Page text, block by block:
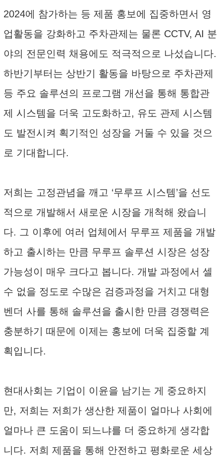
2024에 참가하는 등 제품 홍보에 집중하면서 영
업활동을 강화하고 주차관제는 물론 CCTV, AI 분
야의 전문인력 채용에도 적극적으로 나섰습니다.
하반기부터는 상반기 활동을 바탕으로 주차관제
등 주요 솔루션의 프로그램 개선을 통해 통합관
제 시스템을 더욱 고도화하고, 유도 관제 시스템
도 발전시켜 획기적인 성장을 거둘 수 있을 것으
로 기대합니다.
저희는 고정관념을 깨고 ‘무루프 시스템’을 선도
적으로 개발해서 새로운 시장을 개척해 왔습니
다. 그 이후에 여러 업체에서 무루프 제품을 개발
하고 출시하는 만큼 무루프 솔루션 시장은 성장
가능성이 매우 크다고 봅니다. 개발 과정에서 셀
수 없을 정도로 수많은 검증과정을 거치고 대형
벤더 사를 통해 솔루션을 출시한 만큼 경쟁력은
충분하기 때문에 이제는 홍보에 더욱 집중할 계
획입니다.
현대사회는 기업이 이윤을 남기는 게 중요하지
만, 저희는 저희가 생산한 제품이 얼마나 사회에
얼마나 큰 도움이 되느냐를 더 중요하게 생각합
니다. 저희 제품을 통해 안전하고 평화로운 세상